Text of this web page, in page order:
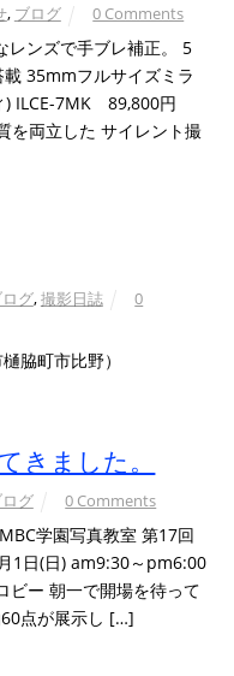
, ブログ 0 Comments
レンズで手ブレ補正。 5
35mmフルサイズミラ
ILCE-7MK 89,800円
を両立した サイレント撮
グ,撮影日誌
0
脇町市比野）
きました。
グ 0 Comments
学園写真教室 第17回
1日(日) am9:30～pm6:00
ビー 朝一で開場を待って
点が展示し […]